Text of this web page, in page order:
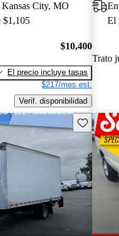
City, MO
$1,105
$10,400
El precio incluye tasas
$217/mes est.
Verif. disponibilidad
El
Trato
Guarda